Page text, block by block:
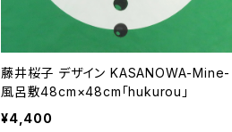
藤井桜子 デザイン KASANOWA-Mine-
風呂敷48cm×48cm「hukurou」
¥4,400